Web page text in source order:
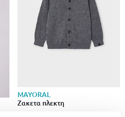
MAYORAL
Ζακετα πλεκτη